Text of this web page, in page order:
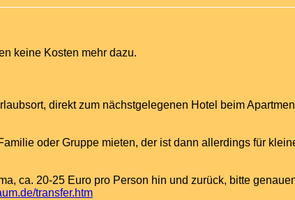
keine Kosten mehr dazu.
direkt zum nächstgelegenen Hotel beim
oder Gruppe mieten, der ist dann allerdings für
ca. 20-25 Euro pro Person hin und zurück, bitte
transfer.htm